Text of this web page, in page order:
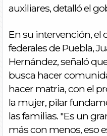
auxiliares, detalló el
En su intervención,
federales de Puebla,
Hernández, señaló
busca hacer
hacer matria, con el
la mujer, pilar
las familias. "Es un
más con menos, eso